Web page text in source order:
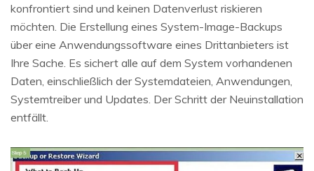
konfrontiert sind und keinen Datenverlust riskieren
möchten. Die Erstellung eines System-Image-Backups
über eine Anwendungssoftware eines Drittanbieters ist
Ihre Sache. Es sichert alle auf dem System vorhandenen
Daten, einschließlich der Systemdateien, Anwendungen,
Systemtreiber und Updates. Der Schritt der Neuinstallation
entfällt.